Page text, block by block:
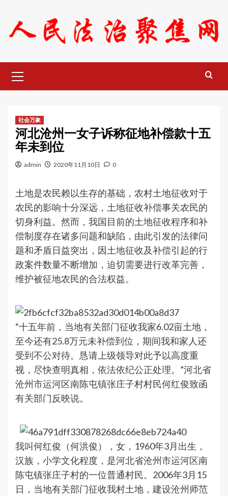
content
Menu
社会万象
河北沧州一女子诉称征地补偿款十五
年未到位
admin 2020年11月10日 0
土地是农民赖以生存的基础，农村土地征收对于
农民的影响十分深远，土地征收补偿事关农民的
切身利益。然而，我国目前的土地征收程序和补
偿制度存在诸多问题和缺陷，由此引发的法律问
题和矛盾日益突出，因土地征收及补偿引起的行
政案件数量不断增加，迫切需要进行改革完善，
维护被征地农民的合法权益。
“十五年前，当地有关部门征收我家6.02亩土地，
至今还有25.8万元未补偿到位，期间我和家人还
受到不公对待。恳请上级领导对此予以高度重
视，尽快查明真相，依法依纪公正处理。”河北省
沧州市运河区南陈屯镇张庄子村村民何红俊致函
有关部门反映说。
我叫何红俊（何洪俊），女，1960年3月出生，
汉族，小学文化程度，是河北省沧州市运河区南
陈屯镇张庄子村的一位普通村民。2006年3月15
日，当地有关部门征收我村土地，建设沧州师范